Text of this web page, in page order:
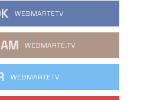
WEBMARTETV
WEBMARTE.TV
WEBMARTETV